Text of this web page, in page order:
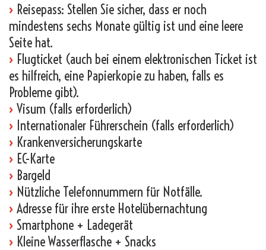
› Reisepass: Stellen Sie sicher, dass er noch
mindestens sechs Monate gültig ist und eine leere
Seite hat.
› Flugticket (auch bei einem elektronischen Ticket ist
es hilfreich, eine Papierkopie zu haben, falls es
Probleme gibt).
› Visum (falls erforderlich)
› Internationaler Führerschein (falls erforderlich)
› Krankenversicherungskarte
› EC-Karte
› Bargeld
› Nützliche Telefonnummern für Notfälle.
› Adresse für ihre erste Hotelübernachtung
› Smartphone + Ladegerät
› Kleine Wasserflasche + Snacks